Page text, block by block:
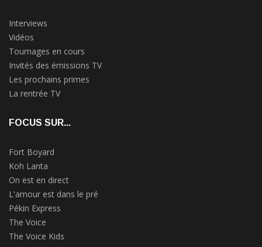
Interviews
Vidéos
Tournages en cours
Invités des émissions TV
Les prochains primes
La rentrée TV
FOCUS SUR...
Fort Boyard
Koh Lanta
On est en direct
L'amour est dans le pré
Pékin Express
The Voice
The Voice Kids